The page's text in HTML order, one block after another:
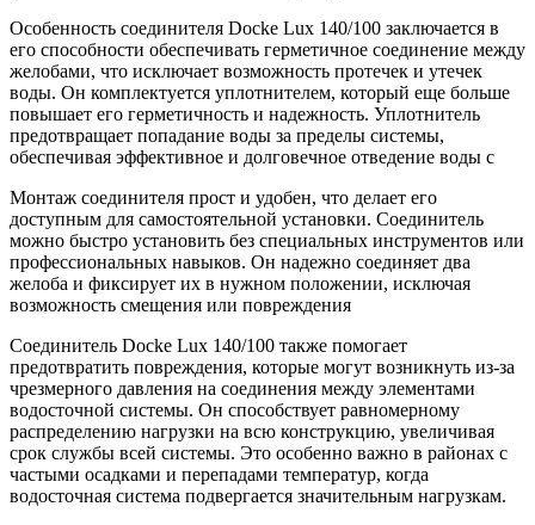
Особенность соединителя Docke Lux 140/100 заключается в
его способности обеспечивать герметичное соединение между
желобами, что исключает возможность протечек и утечек
воды. Он комплектуется уплотнителем, который еще больше
повышает его герметичность и надежность. Уплотнитель
предотвращает попадание воды за пределы системы,
обеспечивая эффективное и долговечное отведение воды с
Монтаж соединителя прост и удобен, что делает его
доступным для самостоятельной установки. Соединитель
можно быстро установить без специальных инструментов или
профессиональных навыков. Он надежно соединяет два
желоба и фиксирует их в нужном положении, исключая
возможность смещения или повреждения
Соединитель Docke Lux 140/100 также помогает
предотвратить повреждения, которые могут возникнуть из-за
чрезмерного давления на соединения между элементами
водосточной системы. Он способствует равномерному
распределению нагрузки на всю конструкцию, увеличивая
срок службы всей системы. Это особенно важно в районах с
частыми осадками и перепадами температур, когда
водосточная система подвергается значительным нагрузкам.